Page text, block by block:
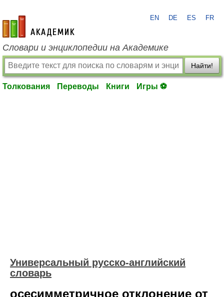
academic.ru
EN DE ES FR
Словари и энциклопедии на Академике
Найти!
Толкования Переводы Книги Игры ⚽
Универсальный русско-английский
словарь
осесимметричное отклонение от